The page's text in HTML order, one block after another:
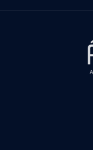
Arquiteto
Arquiteto
Empresas